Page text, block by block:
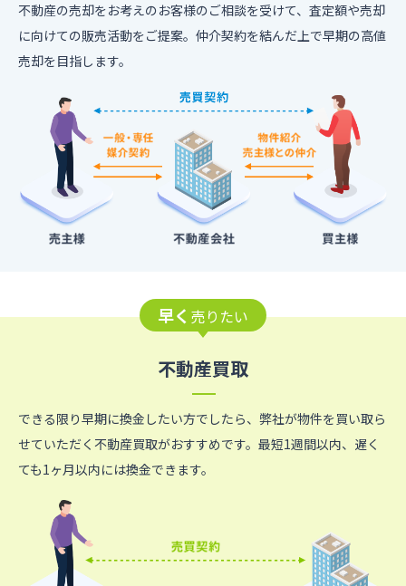
不動産の売却をお考えのお客様のご相談を受けて、査定額や売却
に向けての販売活動をご提案。仲介契約を結んだ上で早期の高値
売却を目指します。
早く 売りたい
不動産買取
できる限り早期に換金したい方でしたら、弊社が物件を買い取ら
せていただく不動産買取がおすすめです。最短1週間以内、遅く
ても1ヶ月以内には換金できます。